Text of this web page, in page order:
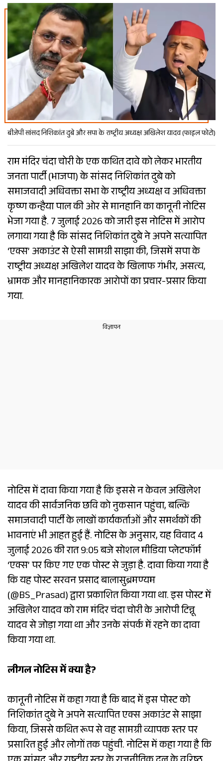
बीजेपी सांसद निशिकांत दुबे और सपा के राष्ट्रीय अध्यक्ष अखिलेश यादव (फाइल फोटो)
राम मंदिर चंदा चोरी के एक कथित दावे को लेकर भारतीय
जनता पार्टी (भाजपा) के सांसद निशिकांत दुबे को
समाजवादी अधिवक्ता सभा के राष्ट्रीय अध्यक्ष व अधिवक्ता
कृष्ण कन्हैया पाल की ओर से मानहानि का कानूनी नोटिस
भेजा गया है. 7 जुलाई 2026 को जारी इस नोटिस में आरोप
लगाया गया है कि सांसद निशिकांत दुबे ने अपने सत्यापित
‘एक्स’ अकाउंट से ऐसी सामग्री साझा की, जिसमें सपा के
राष्ट्रीय अध्यक्ष अखिलेश यादव के खिलाफ गंभीर, असत्य,
भ्रामक और मानहानिकारक आरोपों का प्रचार-प्रसार किया
गया.
नोटिस में दावा किया गया है कि इससे न केवल अखिलेश
यादव की सार्वजनिक छवि को नुकसान पहुंचा, बल्कि
समाजवादी पार्टी के लाखों कार्यकर्ताओं और समर्थकों की
भावनाएं भी आहत हुई हैं. नोटिस के अनुसार, यह विवाद 4
जुलाई 2026 की रात 9:05 बजे सोशल मीडिया प्लेटफॉर्म
‘एक्स’ पर किए गए एक पोस्ट से जुड़ा है. दावा किया गया है
कि यह पोस्ट सरवन प्रसाद बालासुब्रमण्यम
(@BS_Prasad) द्वारा प्रकाशित किया गया था. इस पोस्ट में
अखिलेश यादव को राम मंदिर चंदा चोरी के आरोपी टिन्नू
यादव से जोड़ा गया था और उनके संपर्क में रहने का दावा
किया गया था.
लीगल नोटिस में क्या है?
कानूनी नोटिस में कहा गया है कि बाद में इस पोस्ट को
निशिकांत दुबे ने अपने सत्यापित एक्स अकाउंट से साझा
किया, जिससे कथित रूप से वह सामग्री व्यापक स्तर पर
प्रसारित हुई और लोगों तक पहुंची. नोटिस में कहा गया है कि